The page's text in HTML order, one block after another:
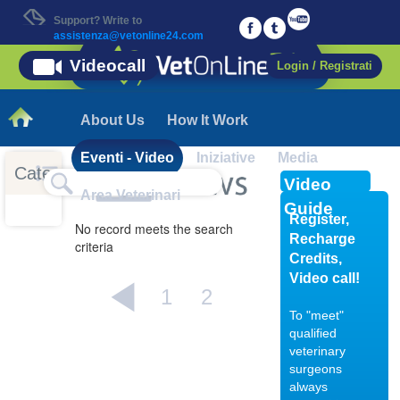
Support? Write to
assistenza@vetonline24.com
About Us How It Work
Eventi - Video Iniziative Media
Area Veterinari
Login / Registrati
Videocall
Categorie
No record meets the search
criteria
1 2
Video
Guide
Register,
Recharge
Credits,
Video call!
To "meet"
qualified
veterinary
surgeons
always